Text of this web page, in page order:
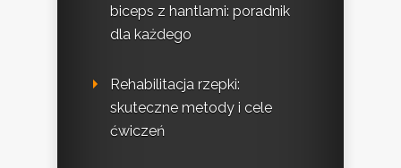
biceps z hantlami: poradnik
dla każdego
Rehabilitacja rzepki:
skuteczne metody i cele
ćwiczeń